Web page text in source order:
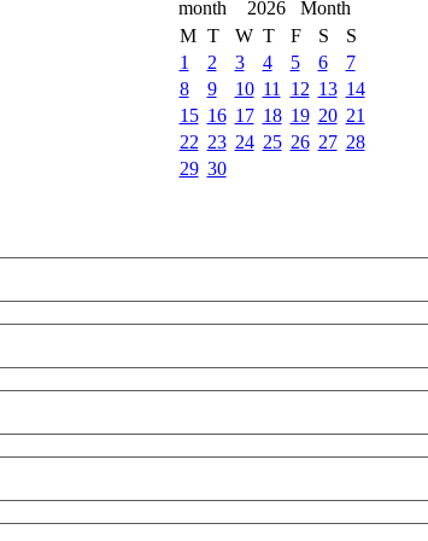
2026
M T W T F S
S
1
2 3 4 5 6
7
8
9 10 11 12 13 14
15 16 17 18 19 20 21
22 23 24 25 26 27 28
29 30